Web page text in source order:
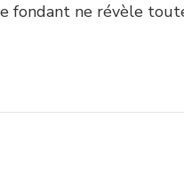
fondant ne révèle